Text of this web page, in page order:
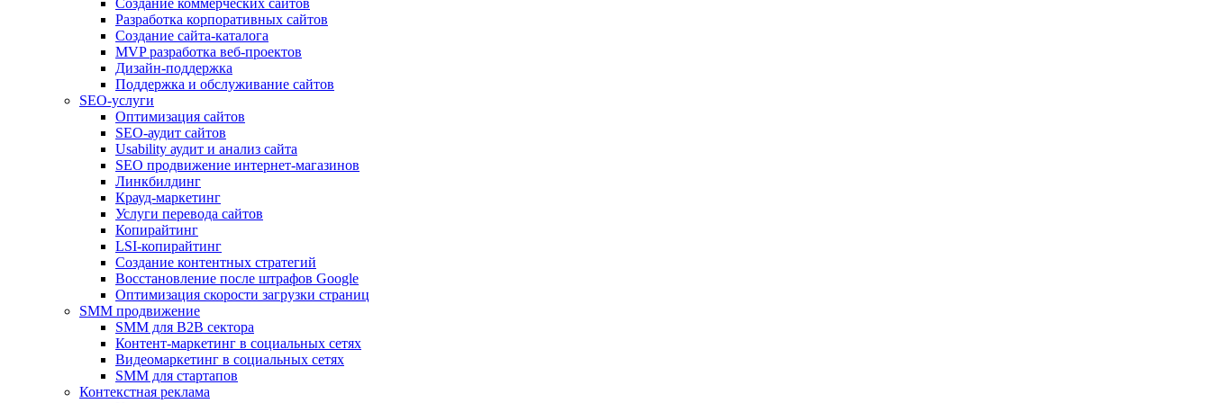
Создание коммерческих сайтов
Разработка корпоративных сайтов
Создание сайта-каталога
MVP разработка веб-проектов
Дизайн-поддержка
Поддержка и обслуживание сайтов
SEO-услуги
Оптимизация сайтов
SEO-аудит сайтов
Usability аудит и анализ сайта
SEO продвижение интернет-магазинов
Линкбилдинг
Крауд-маркетинг
Услуги перевода сайтов
Копирайтинг
LSI-копирайтинг
Создание контентных стратегий
Восстановление после штрафов Google
Оптимизация скорости загрузки страниц
SMM продвижение
SMM для B2B сектора
Контент-маркетинг в социальных сетях
Видеомаркетинг в социальных сетях
SMM для стартапов
Контекстная реклама